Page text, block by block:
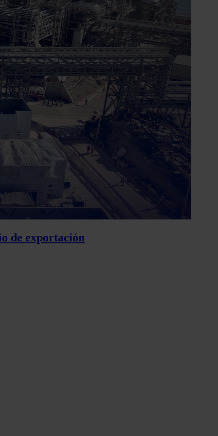
de exportación